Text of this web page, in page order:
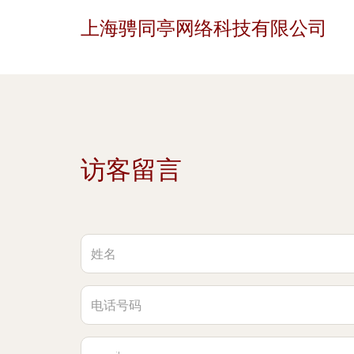
上海骋同亭网络科技有限公司
访客留言